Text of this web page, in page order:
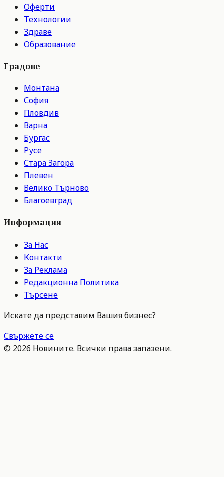
Оферти
Технологии
Здраве
Образование
Градове
Монтана
София
Пловдив
Варна
Бургас
Русе
Стара Загора
Плевен
Велико Търново
Благоевград
Информация
За Нас
Контакти
За Реклама
Редакционна Политика
Търсене
Искате да представим Вашия бизнес?
Свържете се
© 2026 Новините. Всички права запазени.